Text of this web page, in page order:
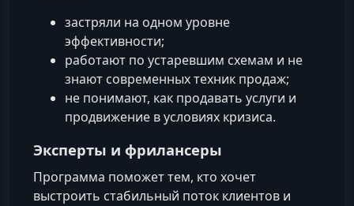
застряли на одном уровне
эффективности;
работают по устаревшим схемам и не
знают современных техник продаж;
не понимают, как продавать услуги и
продвижение в условиях кризиса.
Эксперты и фрилансеры
Программа поможет тем, кто хочет
выстроить стабильный поток клиентов и